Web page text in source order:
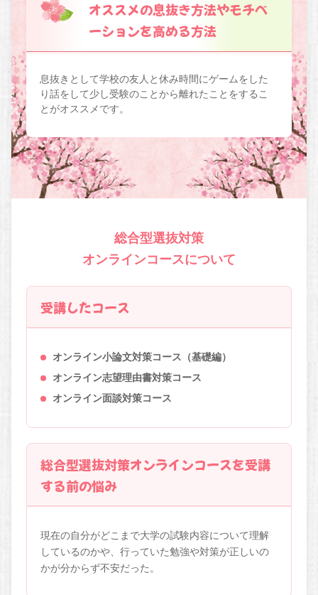
オススメの息抜き方法やモチベ
ーションを高める方法
息抜きとして学校の友人と休み時間にゲームをした
り話をして少し受験のことから離れたことをするこ
とがオススメです。
総合型選抜対策
オンラインコースについて
受講したコース
オンライン小論文対策コース（基礎編）
オンライン志望理由書対策コース
オンライン面談対策コース
総合型選抜対策オンラインコースを受講
する前の悩み
現在の自分がどこまで大学の試験内容について理解
しているのかや、行っていた勉強や対策が正しいの
かが分からず不安だった。